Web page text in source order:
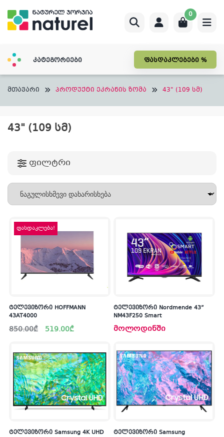
content
0
კატეგორიები ფასდაკლებები %
მთავარი პროდუქტი ეკრანის ზომა 43" (109 სმ)
43" (109 ᲡᲛ)
ფილტრი
ფასდაკლება!
ტელევიზორი HOFFMANN
43AT4000
850.00₾
Original
price
519.00₾
Current
price
ტელევიზორი Nordmende 43”
NM43F250 Smart
მოლოდინში
ტელევიზორი Samsung 4K UHD
ტელევიზორი Samsung